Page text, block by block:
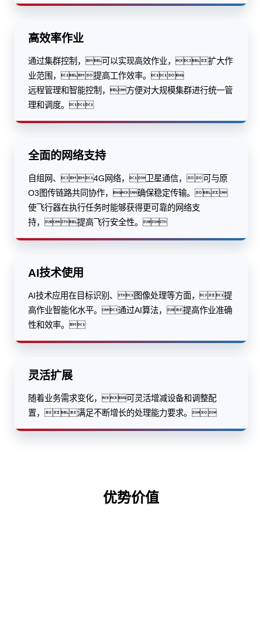
高效率作业
通过集群控制，可以实现高效作业，扩大作
业范围，提高工作效率。
远程管理和智能控制，方便对大规模集群进行统一管
理和调度。
全面的网络支持
自组网、4G网络，卫星通信，可与原
O3图传链路共同协作，确保稳定传输。
使飞行器在执行任务时能够获得更可靠的网络支
持，提高飞行安全性。
AI技术使用
AI技术应用在目标识别、图像处理等方面，提
高作业智能化水平。通过AI算法，提高作业准确
性和效率。
灵活扩展
随着业务需求变化，可灵活增减设备和调整配
置，满足不断增长的处理能力要求。
优势价值